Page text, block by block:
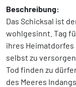
Beschreibung:
Das Schicksal ist
wohlgesinnt. Tag
ihres Heimatdorfes
selbst zu
Tod finden zu
des Meeres